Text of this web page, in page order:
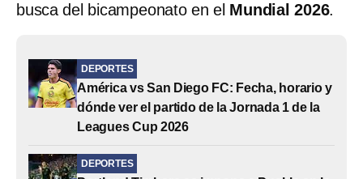
busca del bicampeonato en el Mundial 2026.
DEPORTES
América vs San Diego FC: Fecha, horario y
dónde ver el partido de la Jornada 1 de la
Leagues Cup 2026
DEPORTES